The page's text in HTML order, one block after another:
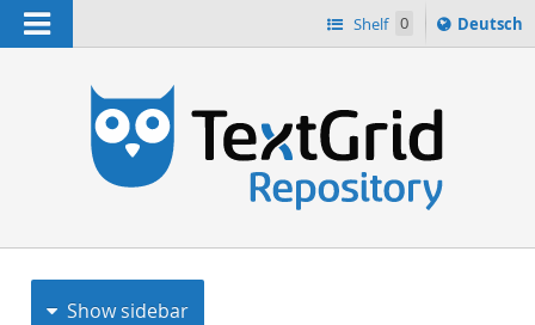
Navigation Shelf 0
Sprache
ï¿½ndern
Deutsch
Show sidebar